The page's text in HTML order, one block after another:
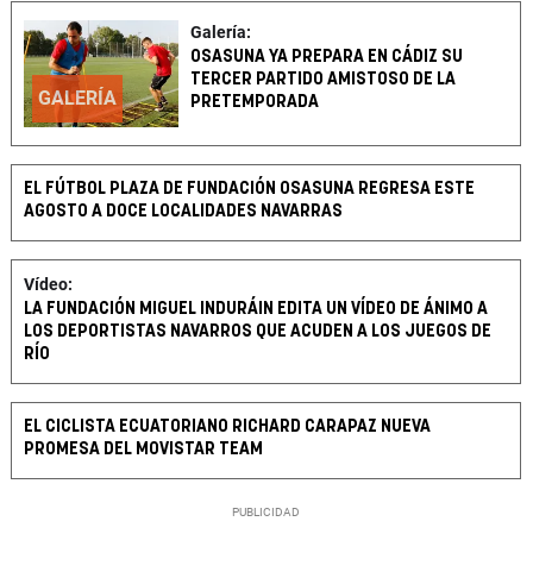
GALERÍA
Galería:
OSASUNA YA PREPARA EN CÁDIZ SU
TERCER PARTIDO AMISTOSO DE LA
PRETEMPORADA
EL FÚTBOL PLAZA DE FUNDACIÓN OSASUNA REGRESA ESTE
AGOSTO A DOCE LOCALIDADES NAVARRAS
Vídeo:
LA FUNDACIÓN MIGUEL INDURÁIN EDITA UN VÍDEO DE ÁNIMO A
LOS DEPORTISTAS NAVARROS QUE ACUDEN A LOS JUEGOS DE
RÍO
EL CICLISTA ECUATORIANO RICHARD CARAPAZ NUEVA
PROMESA DEL MOVISTAR TEAM